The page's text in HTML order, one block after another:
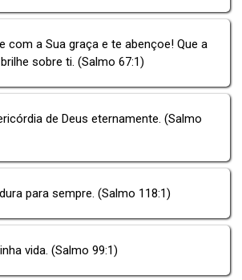
com a Sua graça e te abençoe! Que a
sobre ti. (Salmo 67:1)
de Deus eternamente. (Salmo
para sempre. (Salmo 118:1)
vida. (Salmo 99:1)